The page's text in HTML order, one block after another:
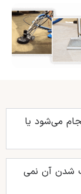
می‌شود یا
شدن آن نمی